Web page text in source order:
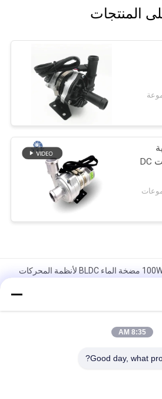
المنتجات
EWP 12V/24VDC مدخل 100W مضخة الماء BLDC لأنظمة المحركات
مضخة مياه السيارات ذات الجودة العالية Bextreme Shell 24VDC
8:35 AM
Good day, what